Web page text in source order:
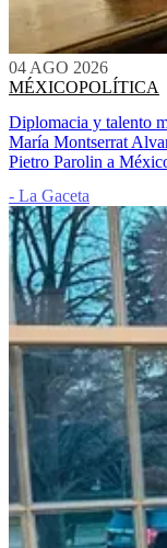
04 AGO 2026
MÉXICOPOLÍTICA
Diplomacia y talento
María Montserrat
Pietro Parolin a
- La Gaceta